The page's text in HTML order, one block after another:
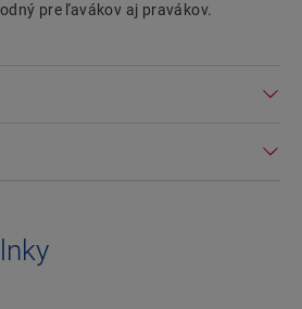
pre ľavákov aj pravákov.